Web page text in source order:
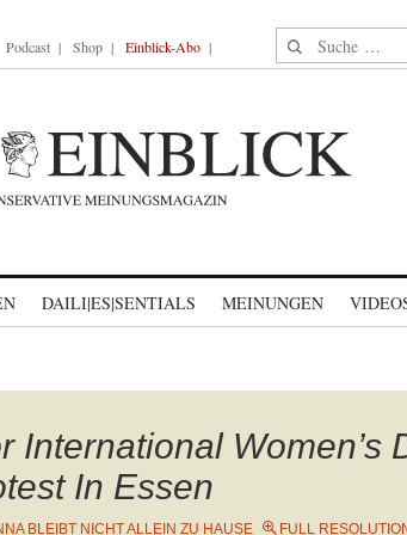
Podcast Shop Einblick-Abo Suche nach:
DAILI|ES|SENTIALS MEINUNGEN
International Women’s
In Essen
BLEIBT NICHT ALLEIN ZU HAUSE FULL